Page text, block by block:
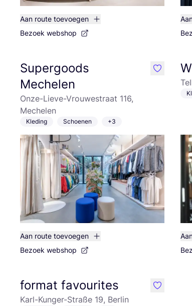
Aan route toevoegen
Bezoek webshop
Supergoods
Mechelen
Onze-Lieve-Vrouwestraat 116,
Mechelen
Kleding Schoenen +3
Aan route toevoegen
Bezoek webshop
like
format favourites
Karl-Kunger-Straße 19, Berlin
like